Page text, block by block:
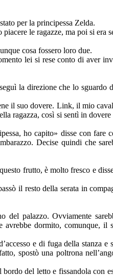
per la principessa Zelda.
le ragazze, ma poi si era
cosa fossero loro due.
lei si rese conto di aver
la direzione che lo sguardo
il suo dovere. Link, il mio
ragazza, così si sentì in
ho capito» disse con fare
Decise quindi che
frutto, è molto fresco e
il resto della serata in
del palazzo. Ovviamente
dormito, comunque, il
e di fuga della stanza e
spostò una poltrona
del letto e fissandola con